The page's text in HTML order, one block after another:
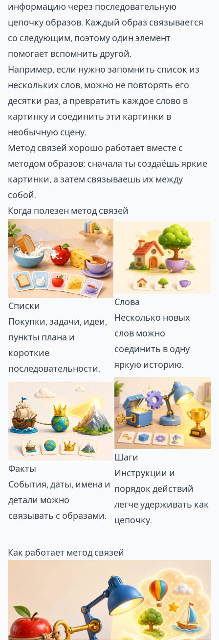
информацию через последовательную
цепочку образов. Каждый образ связывается
со следующим, поэтому один элемент
помогает вспомнить другой.
Например, если нужно запомнить список из
нескольких слов, можно не повторять его
десятки раз, а превратить каждое слово в
картинку и соединить эти картинки в
необычную сцену.
Метод связей хорошо работает вместе с
методом образов: сначала ты создаёшь яркие
картинки, а затем связываешь их между
собой.
Когда полезен метод связей
Списки
Покупки, задачи, идеи,
пункты плана и
короткие
последовательности.
Слова
Несколько новых
слов можно
соединить в одну
яркую историю.
Факты
События, даты, имена и
детали можно
связывать с образами.
Шаги
Инструкции и
порядок действий
легче удерживать как
цепочку.
Как работает метод связей